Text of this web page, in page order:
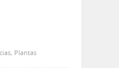
, Plantas